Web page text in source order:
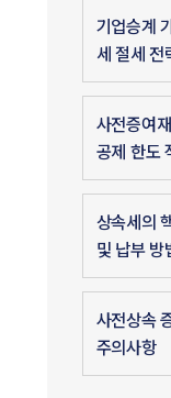
기업승계
세 절세 전
사전증여
공제 한도
상속세의
및 납부 방
사전상속
주의사항